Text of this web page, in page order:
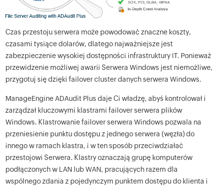
Czas przestoju serwera może powodować znaczne koszty,
czasami tysiące dolarów, dlatego najważniejsze jest
zabezpieczenie wysokiej dostępności infrastruktury IT. Ponieważ
przewidzenie możliwej awarii Serwera Windows jest niemożliwe,
przygotuj się dzięki failover cluster danych serwera Windows.
ManageEngine ADAudit Plus daje Ci władzę, abyś kontrolował i
zarządzał kluczowymi klastrami failover serwera plików
Windows. Klastrowanie failover serwera Windows pozwala na
przeniesienie punktu dostępu z jednego serwera (węzła) do
innego w ramach klastra, i w ten sposób przeciwdziałać
przestojowi Serwera. Klastry oznaczają grupę komputerów
podłączonych w LAN lub WAN, pracujących razem dla
wspólnego zdania z pojedynczym punktem dostępu do klienta i